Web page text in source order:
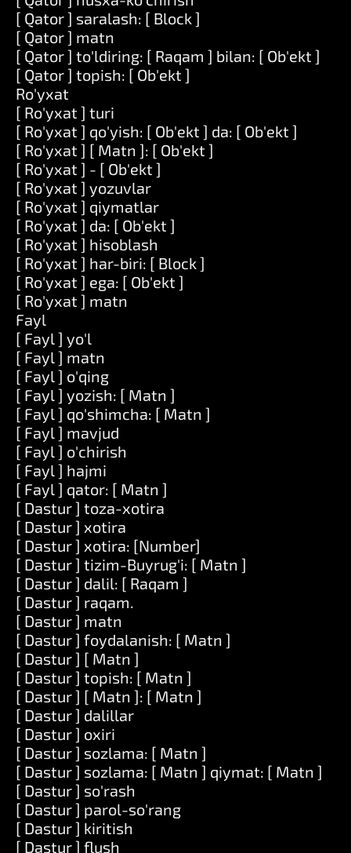
[ Qator ] saralash: [ Block ]
[ Qator ] matn
[ Qator ] to'ldiring: [ Raqam ] bilan: [ Ob'ekt ]
[ Qator ] topish: [ Ob'ekt ]
Ro'yxat
[ Ro'yxat ] turi
[ Ro'yxat ] qo'yish: [ Ob'ekt ] da: [ Ob'ekt ]
[ Ro'yxat ] [ Matn ]: [ Ob'ekt ]
[ Ro'yxat ] - [ Ob'ekt ]
[ Ro'yxat ] yozuvlar
[ Ro'yxat ] qiymatlar
[ Ro'yxat ] da: [ Ob'ekt ]
[ Ro'yxat ] hisoblash
[ Ro'yxat ] har-biri: [ Block ]
[ Ro'yxat ] ega: [ Ob'ekt ]
[ Ro'yxat ] matn
Fayl
[ Fayl ] yo'l
[ Fayl ] matn
[ Fayl ] o'qing
[ Fayl ] yozish: [ Matn ]
[ Fayl ] qo'shimcha: [ Matn ]
[ Fayl ] mavjud
[ Fayl ] o'chirish
[ Fayl ] hajmi
[ Fayl ] qator: [ Matn ]
[ Dastur ] toza-xotira
[ Dastur ] xotira
[ Dastur ] xotira: [Number]
[ Dastur ] tizim-Buyrug'i: [ Matn ]
[ Dastur ] dalil: [ Raqam ]
[ Dastur ] raqam.
[ Dastur ] matn
[ Dastur ] foydalanish: [ Matn ]
[ Dastur ] [ Matn ]
[ Dastur ] topish: [ Matn ]
[ Dastur ] [ Matn ]: [ Matn ]
[ Dastur ] dalillar
[ Dastur ] oxiri
[ Dastur ] sozlama: [ Matn ]
[ Dastur ] sozlama: [ Matn ] qiymat: [ Matn ]
[ Dastur ] so'rash
[ Dastur ] parol-so'rang
[ Dastur ] kiritish
[ Dastur ] flush